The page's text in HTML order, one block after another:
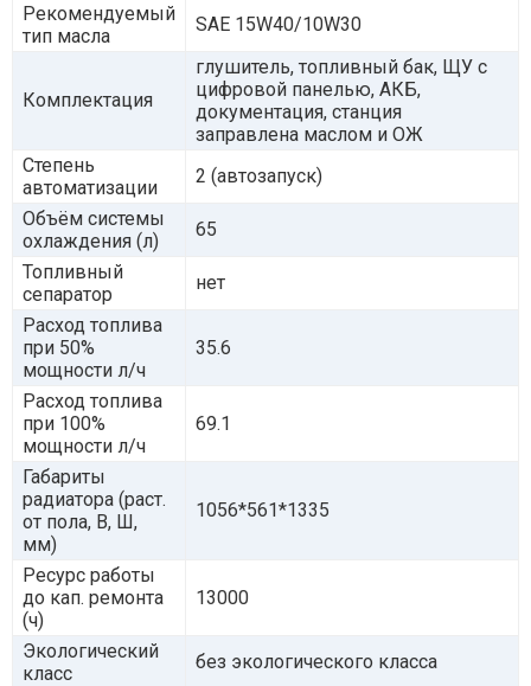
Рекомендуемый
тип масла
SAE 15W40/10W30
Комплектация
глушитель, топливный бак, ЩУ с
цифровой панелью, АКБ,
документация, станция
заправлена маслом и ОЖ
Степень
автоматизации
2 (автозапуск)
Объём системы
охлаждения (л)
65
Топливный
сепаратор
нет
Расход топлива
при 50%
мощности л/ч
35.6
Расход топлива
при 100%
мощности л/ч
69.1
Габариты
радиатора (раст.
от пола, В, Ш,
мм)
1056*561*1335
Ресурс работы
до кап. ремонта
(ч)
13000
Экологический
класс
без экологического класса